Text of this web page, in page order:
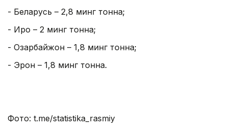
- Беларусь – 2,8 минг тонна;
- Ироқ – 2 минг тонна;
- Озарбайжон – 1,8 минг тонна;
- Эрон – 1,8 минг тонна.
Фото: t.me/statistika_rasmiy